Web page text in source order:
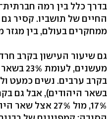
בדרך כלל בין רמה
החיים של תושביו. קסיר
ממחקרים בעולם, בין מגזר
בשאר היהודים), אבל גם